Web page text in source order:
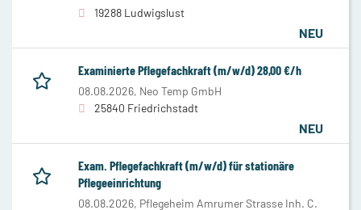
19288 Ludwigslust
NEU
Examinierte Pflegefachkraft (m/w/d) 28,00 €/h
08.08.2026, Neo Temp GmbH
25840 Friedrichstadt
NEU
Exam. Pflegefachkraft (m/w/d) für stationäre
Pflegeeinrichtung
08.08.2026, Pflegeheim Amrumer Strasse Inh. C.